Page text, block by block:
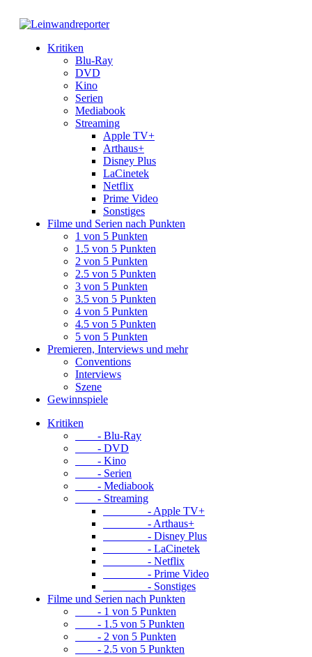
Kritiken
Blu-Ray
DVD
Kino
Serien
Mediabook
Streaming
Apple TV+
Arthaus+
Disney Plus
LaCinetek
Netflix
Prime Video
Sonstiges
Filme und Serien nach Punkten
1 von 5 Punkten
1.5 von 5 Punkten
2 von 5 Punkten
2.5 von 5 Punkten
3 von 5 Punkten
3.5 von 5 Punkten
4 von 5 Punkten
4.5 von 5 Punkten
5 von 5 Punkten
Premieren, Interviews und mehr
Conventions
Interviews
Szene
Gewinnspiele
Kritiken
- Blu-Ray
- DVD
- Kino
- Serien
- Mediabook
- Streaming
- Apple TV+
- Arthaus+
- Disney Plus
- LaCinetek
- Netflix
- Prime Video
- Sonstiges
Filme und Serien nach Punkten
- 1 von 5 Punkten
- 1.5 von 5 Punkten
- 2 von 5 Punkten
- 2.5 von 5 Punkten